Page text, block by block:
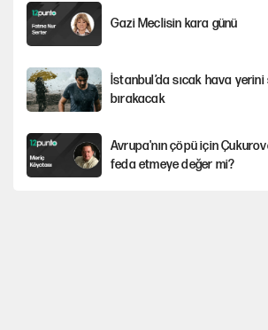
Gazi Meclisin kara günü
İstanbul’da sıcak hava
bırakacak
Avrupa'nın çöpü için
feda etmeye değer mi?